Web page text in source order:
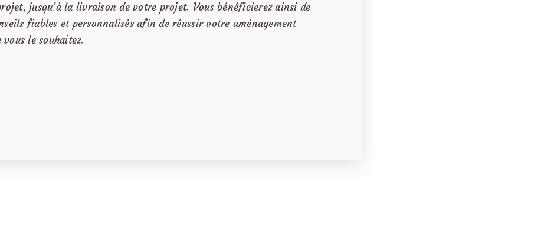
jusqu’à la livraison de votre projet. Vous bénéficierez ainsi de
fiables et personnalisés afin de réussir votre aménagement
vous le souhaitez.